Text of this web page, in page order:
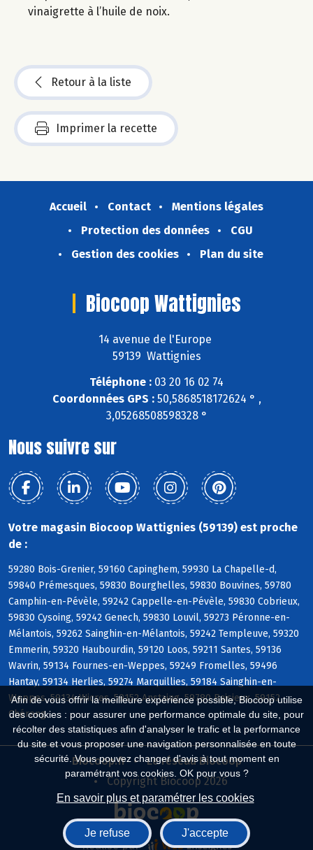
Afin de vous offrir la meilleure expérience possible, Biocoop utilise
des cookies : pour assurer une performance optimale du site, pour
récolter des statistiques afin d'analyser le trafic et la performance
du site et vous proposer une navigation personnalisée en toute
sécurité. Vous pouvez changer d'avis à tout moment en
paramétrant vos cookies. OK pour vous ?
En savoir plus et paramétrer les cookies
Je refuse J'accepte
vinaigrette à l’huile de noix.
Retour à la liste
Imprimer la recette
Accueil Contact
Mentions légales
Protection des données
CGU
Gestion des cookies
Plan du site
Biocoop Wattignies
14 avenue de l'Europe
59139 Wattignies
Téléphone : 03 20 16 02 74
Coordonnées GPS :50,5868518172624 ° ,
3,05268508598328 °
Nous suivre sur
Votre magasin Biocoop Wattignies (59139) est proche
de :
59280 Bois-Grenier, 59160 Capinghem, 59930 La Chapelle-d,
59840 Prémesques, 59830 Bourghelles, 59830 Bouvines, 59780
Camphin-en-Pévèle, 59242 Cappelle-en-Pévèle, 59830 Cobrieux,
59830 Cysoing, 59242 Genech, 59830 Louvil, 59273 Péronne-en-
Mélantois, 59262 Sainghin-en-Mélantois, 59242 Templeuve, 59320
Emmerin, 59320 Haubourdin, 59120 Loos, 59211 Santes, 59136
Wavrin, 59134 Fournes-en-Weppes, 59249 Fromelles, 59496
Hantay, 59134 Herlies, 59274 Marquillies, 59184 Sainghin-en-
Weppes, 59134 Wicres, 59152 Anstaing, 59780 Baisieux, 59152
Chéreng
Biocoop.fr
Le réseau Biocoop
Copyright Biocoop 2026
Réalisé par